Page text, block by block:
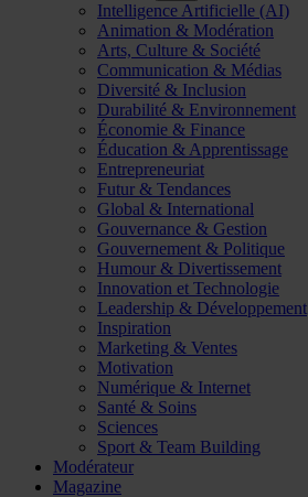
Intelligence Artificielle (AI)
Animation & Modération
Arts, Culture & Société
Communication & Médias
Diversité & Inclusion
Durabilité & Environnement
Économie & Finance
Éducation & Apprentissage
Entrepreneuriat
Futur & Tendances
Global & International
Gouvernance & Gestion
Gouvernement & Politique
Humour & Divertissement
Innovation et Technologie
Leadership & Développement
Inspiration
Marketing & Ventes
Motivation
Numérique & Internet
Santé & Soins
Sciences
Sport & Team Building
Modérateur
Magazine